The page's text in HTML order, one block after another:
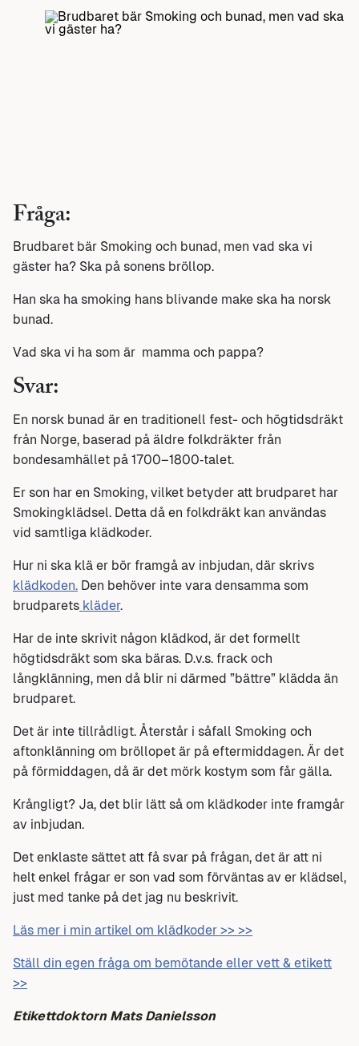
Fråga:
Brudbaret bär Smoking och bunad, men vad ska vi
gäster ha? Ska på sonens bröllop.
Han ska ha smoking hans blivande make ska ha norsk
bunad.
Vad ska vi ha som är mamma och pappa?
Svar:
En norsk bunad är en traditionell fest- och högtidsdräkt
från Norge, baserad på äldre folkdräkter från
bondesamhället på 1700–1800‑talet.
Er son har en Smoking, vilket betyder att brudparet har
Smokingklädsel. Detta då en folkdräkt kan användas
vid samtliga klädkoder.
Hur ni ska klä er bör framgå av inbjudan, där skrivs
klädkoden. Den behöver inte vara densamma som
brudparets kläder.
Har de inte skrivit någon klädkod, är det formellt
högtidsdräkt som ska bäras. D.v.s. frack och
långklänning, men då blir ni därmed ”bättre” klädda än
brudparet.
Det är inte tillrådligt. Återstår i såfall Smoking och
aftonklänning om bröllopet är på eftermiddagen. Är det
på förmiddagen, då är det mörk kostym som får gälla.
Krångligt? Ja, det blir lätt så om klädkoder inte framgår
av inbjudan.
Det enklaste sättet att få svar på frågan, det är att ni
helt enkel frågar er son vad som förväntas av er klädsel,
just med tanke på det jag nu beskrivit.
Läs mer i min artikel om klädkoder >> >>
Ställ din egen fråga om bemötande eller vett & etikett
>>
Etikettdoktorn Mats Danielsson